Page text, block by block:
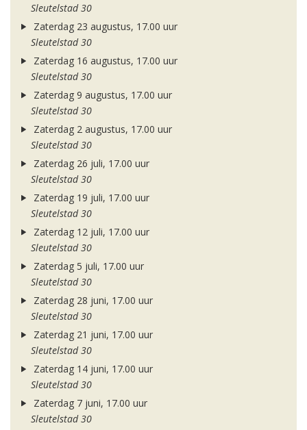
Sleutelstad 30
Zaterdag 23 augustus, 17.00 uur
Sleutelstad 30
Zaterdag 16 augustus, 17.00 uur
Sleutelstad 30
Zaterdag 9 augustus, 17.00 uur
Sleutelstad 30
Zaterdag 2 augustus, 17.00 uur
Sleutelstad 30
Zaterdag 26 juli, 17.00 uur
Sleutelstad 30
Zaterdag 19 juli, 17.00 uur
Sleutelstad 30
Zaterdag 12 juli, 17.00 uur
Sleutelstad 30
Zaterdag 5 juli, 17.00 uur
Sleutelstad 30
Zaterdag 28 juni, 17.00 uur
Sleutelstad 30
Zaterdag 21 juni, 17.00 uur
Sleutelstad 30
Zaterdag 14 juni, 17.00 uur
Sleutelstad 30
Zaterdag 7 juni, 17.00 uur
Sleutelstad 30